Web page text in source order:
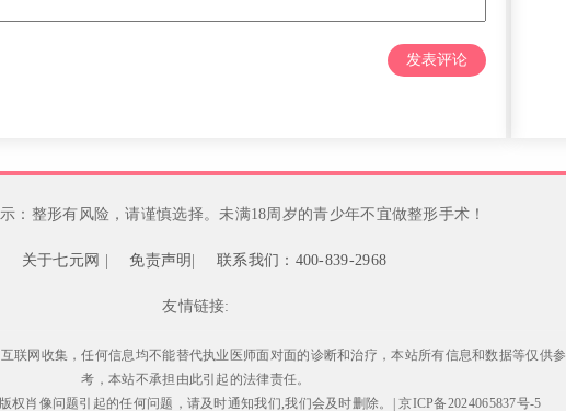
发表评论
：整形有风险，请谨慎选择。未满18周岁的青少年不宜做整形手术！
关于七元网 免责声明 联系我们：400-839-2968
友情链接:
联网收集，任何信息均不能替代执业医师面对面的诊断和治疗，本站所有信息和数据等仅供参
考，本站不承担由此引起的法律责任。
权肖像问题引起的任何问题，请及时通知我们,我们会及时删除。|京ICP备2024065837号-5